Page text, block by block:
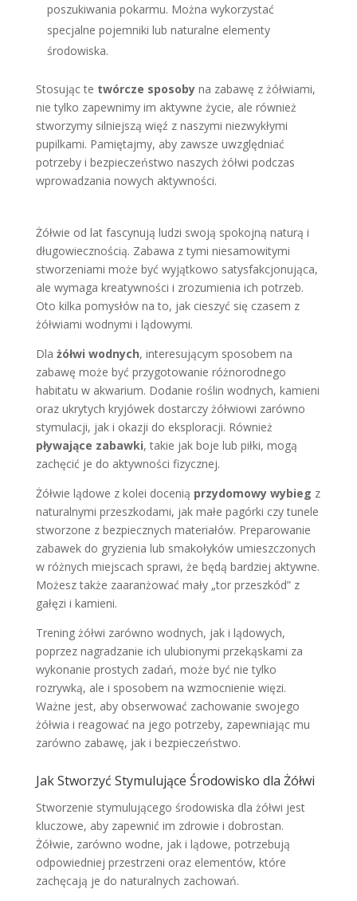
poszukiwania pokarmu. Można wykorzystać
specjalne pojemniki lub naturalne elementy
środowiska.
Stosując te twórcze sposobyna zabawę z żółwiami,
nie tylko zapewnimy im aktywne życie, ale również
stworzymy silniejszą więź z naszymi niezwykłymi
pupilkami. Pamiętajmy, aby zawsze uwzględniać
potrzeby i bezpieczeństwo naszych żółwi podczas
wprowadzania nowych aktywności.
Żółwie od lat fascynują ludzi swoją spokojną naturą i
długowiecznością. Zabawa z tymi niesamowitymi
stworzeniami może być wyjątkowo satysfakcjonująca,
ale wymaga kreatywności i zrozumienia ich potrzeb.
Oto kilka pomysłów na to, jak cieszyć się czasem z
żółwiami wodnymi i lądowymi.
Dla żółwi wodnych, interesującym sposobem na
zabawę może być przygotowanie różnorodnego
habitatu w akwarium. Dodanie roślin wodnych, kamieni
oraz ukrytych kryjówek dostarczy żółwiowi zarówno
stymulacji, jak i okazji do eksploracji. Również
pływające zabawki, takie jak boje lub piłki, mogą
zachęcić je do aktywności fizycznej.
Żółwie lądowe z kolei docenią przydomowy wybieg z
naturalnymi przeszkodami, jak małe pagórki czy tunele
stworzone z bezpiecznych materiałów. Preparowanie
zabawek do gryzienia lub smakołyków umieszczonych
w różnych miejscach sprawi, że będą bardziej aktywne.
Możesz także zaaranżować mały „tor przeszkód” z
gałęzi i kamieni.
Trening żółwi zarówno wodnych, jak i lądowych,
poprzez nagradzanie ich ulubionymi przekąskami za
wykonanie prostych zadań, może być nie tylko
rozrywką, ale i sposobem na wzmocnienie więzi.
Ważne jest, aby obserwować zachowanie swojego
żółwia i reagować na jego potrzeby, zapewniając mu
zarówno zabawę, jak i bezpieczeństwo.
Jak Stworzyć Stymulujące Środowisko dla Żółwi
Stworzenie stymulującego środowiska dla żółwi jest
kluczowe, aby zapewnić im zdrowie i dobrostan.
Żółwie, zarówno wodne, jak i lądowe, potrzebują
odpowiedniej przestrzeni oraz elementów, które
zachęcają je do naturalnych zachowań.